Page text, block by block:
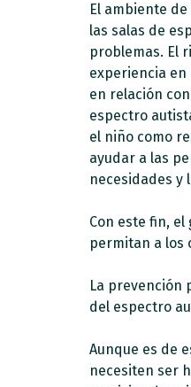
El ambiente
las salas de
problemas. El
experiencia
en relación
espectro
el niño como
ayudar a las
necesidades y
Con este fin,
permitan a los
La prevención
del espectro
Aunque es de
necesiten ser